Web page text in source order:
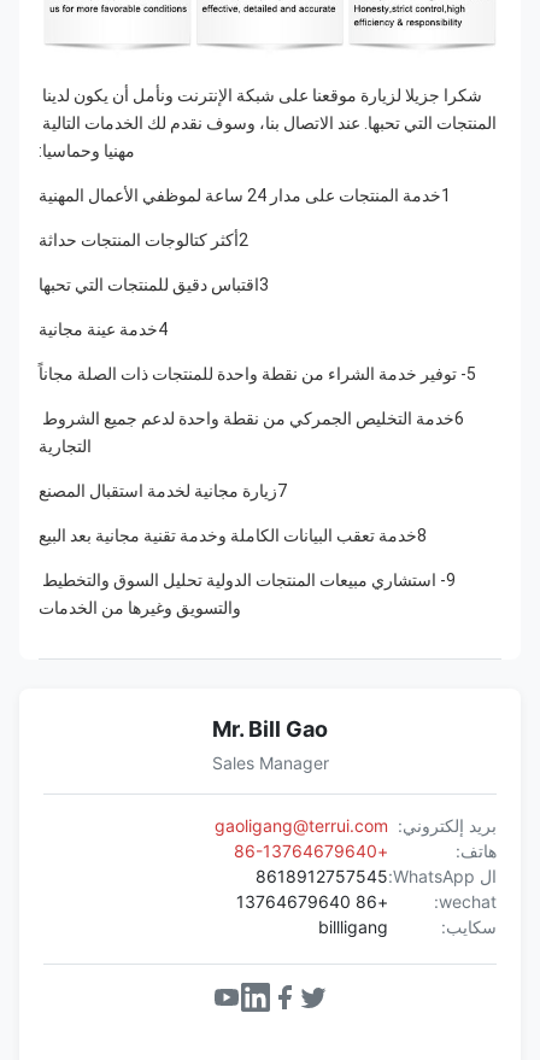
مهنيا وحماسيا:
1خدمة المنتجات على مدار 24 ساعة لموظفي الأعمال المهنية
2أكثر كتالوجات المنتجات حداثة
3اقتباس دقيق للمنتجات التي تحبها
4خدمة عينة مجانية
5- توفير خدمة الشراء من نقطة واحدة للمنتجات ذات الصلة مجاناً
التجارية
7زيارة مجانية لخدمة استقبال المصنع
8خدمة تعقب البيانات الكاملة وخدمة تقنية مجانية بعد البيع
والتسويق وغيرها من الخدمات
Mr. Bill Gao
Sales Manager
بريد إلكتروني: gaoligang@terrui.com
هاتف:
+86-13764679640
ال WhatsApp:
8618912757545
wechat:
+86 13764679640
سكايب:
billligang